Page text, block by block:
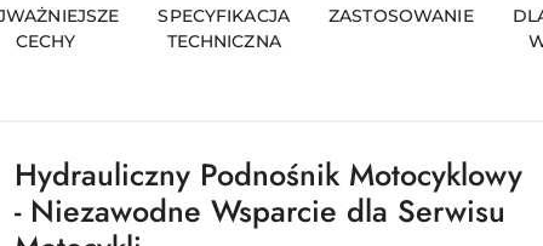
CECHY
SPECYFIKACJA
TECHNICZNA
ZASTOSOWANIE
Hydrauliczny Podnośnik Motocyklowy
- Niezawodne Wsparcie dla Serwisu